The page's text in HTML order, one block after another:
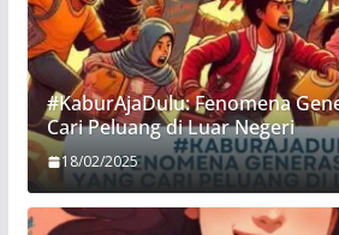
#KaburAjaDulu: Fenomena
Cari Peluang di Luar Negeri
18/02/2025